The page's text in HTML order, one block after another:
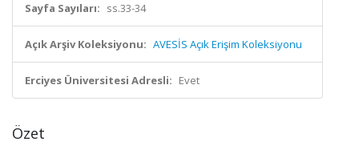
Sayfa Sayıları: ss.33-34
Açık Arşiv Koleksiyonu: AVESİS Açık Erişim Koleksiyonu
Erciyes Üniversitesi Adresli: Evet
Özet